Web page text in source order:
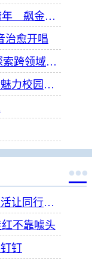
文艺天后刘若英睽违15年再登台北跨年 飙金嗓演唱经典招牌歌掀回忆杀
治愈开唱
《光·遇》x网易云音乐合作再升级 探索跨领域社交新体验
“唱响新时代”第十三届中国合唱协会魅力校园合唱展演开幕

火锅外卖“反套路”出圈！拒绝科技狠活让同行颤抖
不靠噱头
钉